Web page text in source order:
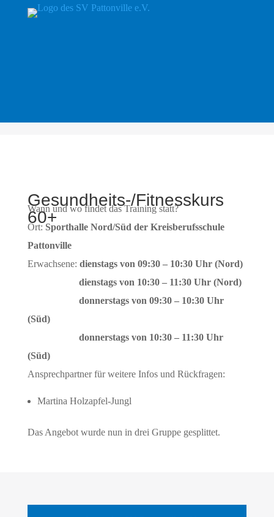
Gesundheits-/Fitnesskurs
60+
Wann und wo findet das Training statt?
Ort: Sporthalle Nord/Süd der Kreisberufsschule
Pattonville
Erwachsene: dienstags von 09:30 – 10:30 Uhr (Nord)
dienstags von 10:30 – 11:30 Uhr (Nord)
donnerstags von 09:30 – 10:30 Uhr
(Süd)
donnerstags von 10:30 – 11:30 Uhr
(Süd)
Ansprechpartner für weitere Infos und Rückfragen:
Martina Holzapfel-Jungl
Das Angebot wurde nun in drei Gruppe gesplittet.